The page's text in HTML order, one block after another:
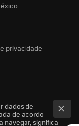
privacidade
dados de
de acordo
navegar, significa